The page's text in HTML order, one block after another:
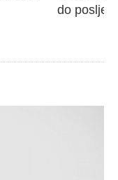
do